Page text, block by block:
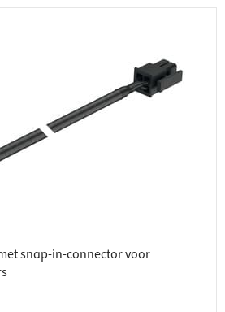
snap-in-connector voor